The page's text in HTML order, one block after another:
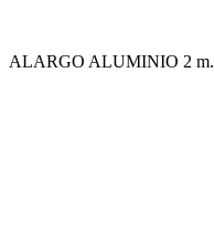
ALARGO ALUMINIO 2 m.